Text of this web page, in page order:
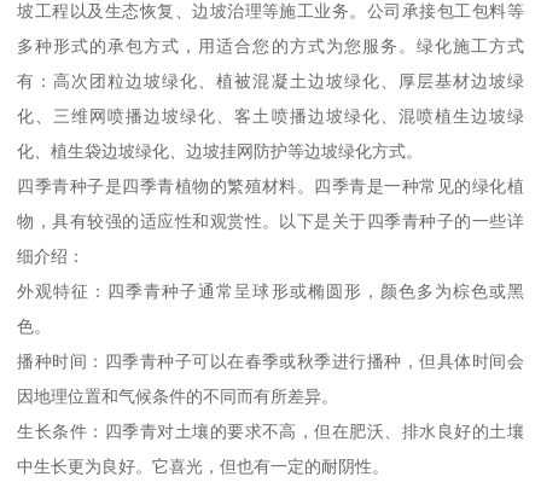
坡工程以及生态恢复、边坡治理等施工业务。公司承接包工包料等
多种形式的承包方式，用适合您的方式为您服务。绿化施工方式
有：高次团粒边坡绿化、植被混凝土边坡绿化、厚层基材边坡绿
化、三维网喷播边坡绿化、客土喷播边坡绿化、混喷植生边坡绿
化、植生袋边坡绿化、边坡挂网防护等边坡绿化方式。
四季青种子是四季青植物的繁殖材料。四季青是一种常见的绿化植
物，具有较强的适应性和观赏性。以下是关于四季青种子的一些详
细介绍：
外观特征：四季青种子通常呈球形或椭圆形，颜色多为棕色或黑
色。
播种时间：四季青种子可以在春季或秋季进行播种，但具体时间会
因地理位置和气候条件的不同而有所差异。
生长条件：四季青对土壤的要求不高，但在肥沃、排水良好的土壤
中生长更为良好。它喜光，但也有一定的耐阴性。